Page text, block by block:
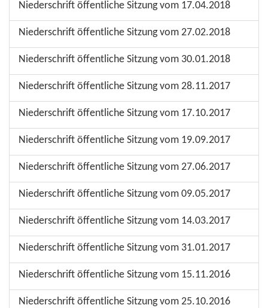
Niederschrift öffentliche Sitzung vom 17.04.2018
Niederschrift öffentliche Sitzung vom 27.02.2018
Niederschrift öffentliche Sitzung vom 30.01.2018
Niederschrift öffentliche Sitzung vom 28.11.2017
Niederschrift öffentliche Sitzung vom 17.10.2017
Niederschrift öffentliche Sitzung vom 19.09.2017
Niederschrift öffentliche Sitzung vom 27.06.2017
Niederschrift öffentliche Sitzung vom 09.05.2017
Niederschrift öffentliche Sitzung vom 14.03.2017
Niederschrift öffentliche Sitzung vom 31.01.2017
Niederschrift öffentliche Sitzung vom 15.11.2016
Niederschrift öffentliche Sitzung vom 25.10.2016